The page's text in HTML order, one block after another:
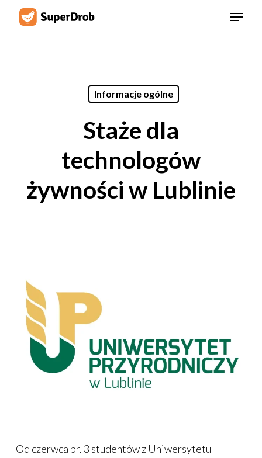
Menu
Informacje ogólne
Staże dla
technologów
żywności w Lublinie
Od czerwca br. 3 studentów z Uniwersytetu